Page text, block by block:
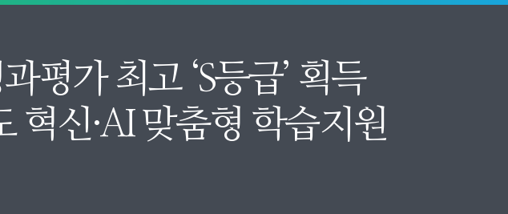
평가 최고 ‘S등급’ 획득
신·AI 맞춤형 학습지원